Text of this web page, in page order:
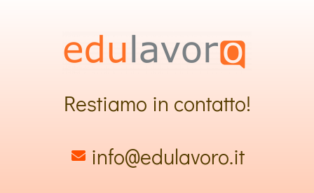
Restiamo in contatto!
info@edulavoro.it